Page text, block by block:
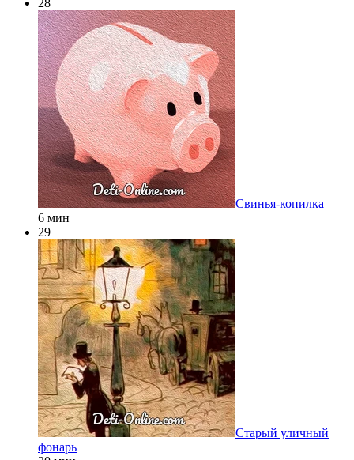
Свинья-копилка
6 мин
29
Старый уличный
фонарь